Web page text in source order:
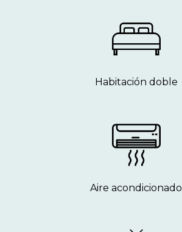
Habitación doble
Aire acondicionado